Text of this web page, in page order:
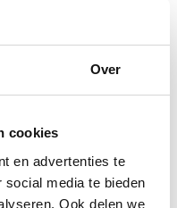
Over
cookies
en advertenties te
media te bieden
Ook delen we
zorgvuldig
jouw bestelling
gratis verzonden